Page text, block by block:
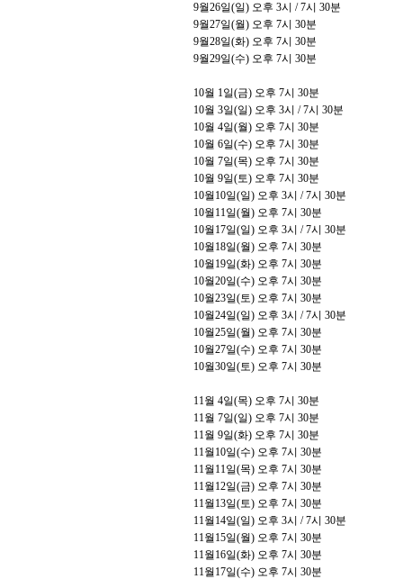
9월26일(일) 오후 3시 / 7시 30분
9월27일(월) 오후 7시 30분
9월28일(화) 오후 7시 30분
9월29일(수) 오후 7시 30분
10월 1일(금) 오후 7시 30분
10월 3일(일) 오후 3시 / 7시 30분
10월 4일(월) 오후 7시 30분
10월 6일(수) 오후 7시 30분
10월 7일(목) 오후 7시 30분
10월 9일(토) 오후 7시 30분
10월 10일(일) 오후 3시 / 7시 30분
10월 11일(월) 오후 7시 30분
10월 17일(일) 오후 3시 / 7시 30분
10월 18일(월) 오후 7시 30분
10월 19일(화) 오후 7시 30분
10월20일(수) 오후 7시 30분
10월23일(토) 오후 7시 30분
10월24일(일) 오후 3시 / 7시 30분
10월25일(월) 오후 7시 30분
10월27일(수) 오후 7시 30분
10월30일(토) 오후 7시 30분
11월 4일(목) 오후 7시 30분
11월 7일(일) 오후 7시 30분
11월 9일(화) 오후 7시 30분
11월 10일(수) 오후 7시 30분
11월 11일(목) 오후 7시 30분
11월 12일(금) 오후 7시 30분
11월 13일(토) 오후 7시 30분
11월 14일(일) 오후 3시 / 7시 30분
11월 15일(월) 오후 7시 30분
11월 16일(화) 오후 7시 30분
11월 17일(수) 오후 7시 30분